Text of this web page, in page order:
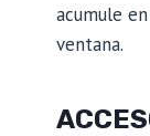
acumule
ventana.